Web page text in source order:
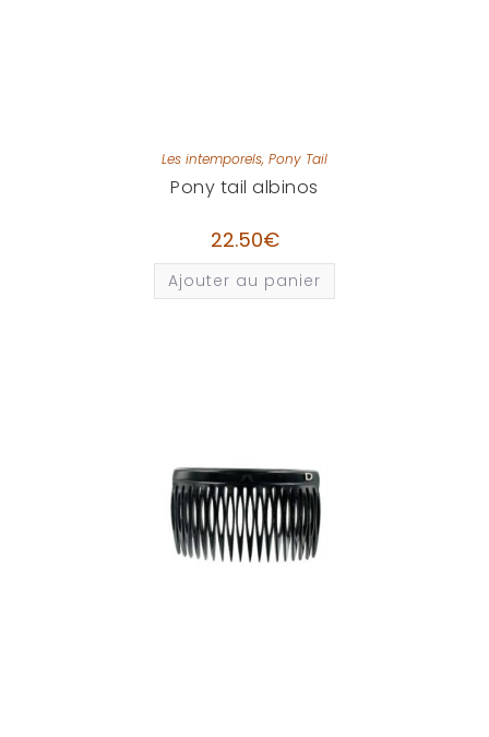
Les intemporels, Pony Tail
Pony tail albinos
22.50€
Ajouter au panier